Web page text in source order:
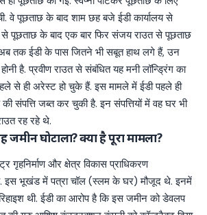
वे पूछताछ के बाद शाम छह बजे ईडी कार्यालय से
पूछताछ के बाद एक बार फिर संजय राउत से पूछताछ
तक ईडी के पास जितने भी सबूत हाथ लगे हैं, उन
है. प्रवीण राउत से संबंधित यह मनी लॉन्ड्रिंग का
से ही अरेस्ट हो चुके हैं. इस मामले में ईडी पहले ही
संपत्ति जब्त कर चुकी है. इन संपत्तियों में वह घर भी
रह रहे थे.
जमीन घोटाला? क्या है पूरा मामला?
गृहनिर्माण और क्षेत्र विकास प्राधिकरण
भूखंड में पत्रा चॉल (स्लम के घर) मौजूद थे. इनमें
थी. ईडी का आरोप है कि इस जमीन को डेवलप